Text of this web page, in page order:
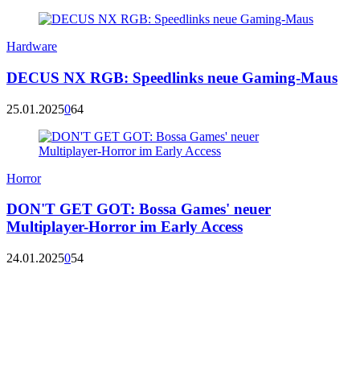
Hardware
DECUS NX RGB: Speedlinks neue Gaming-Maus
25.01.2025064
Horror
DON'T GET GOT: Bossa Games' neuer
Multiplayer-Horror im Early Access
24.01.2025054